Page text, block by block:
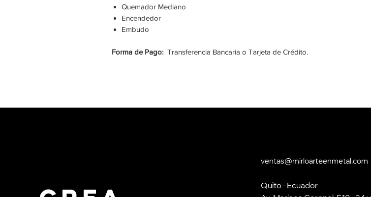
Quemador Mediano
Encendedor
Embudo
Forma de Pago: Transferencia Bancaria o Tarjeta de Crédito.
ventas@mirloarteenmetal.com
Quito - Ecuador